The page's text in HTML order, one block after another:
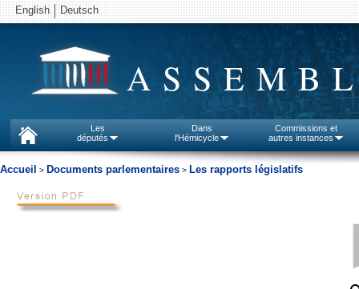
English Deutsch
Les
députés
Dans
l'Hémicycle
Commissions et
autres instances
Accueil > Documents parlementaires > Les rapports législatifs